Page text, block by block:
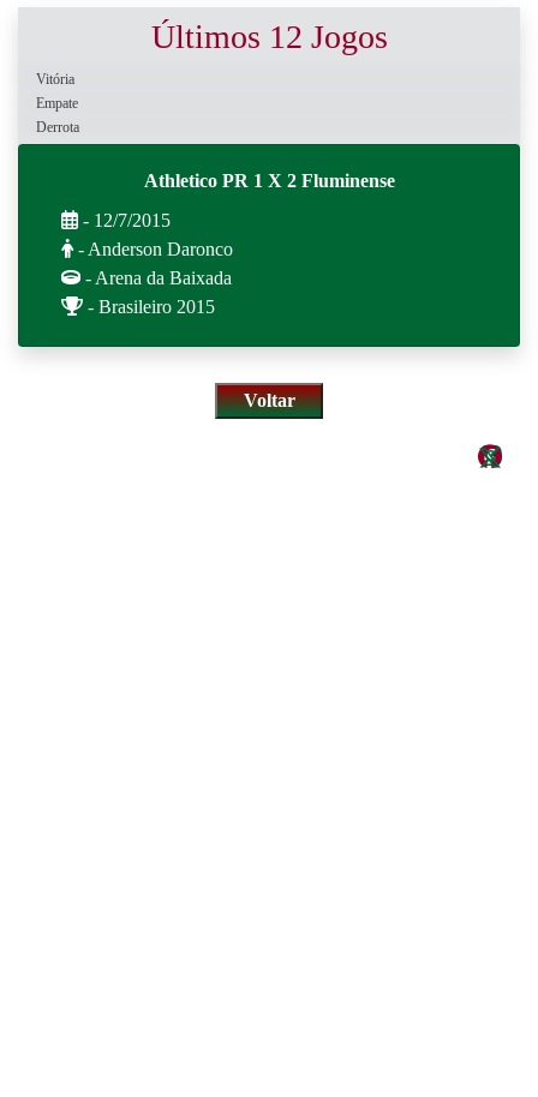
Últimos 12 Jogos
Vitória
Empate
Derrota
Athletico PR 1 X 2 Fluminense
- 12/7/2015
- Anderson Daronco
- Arena da Baixada
- Brasileiro 2015